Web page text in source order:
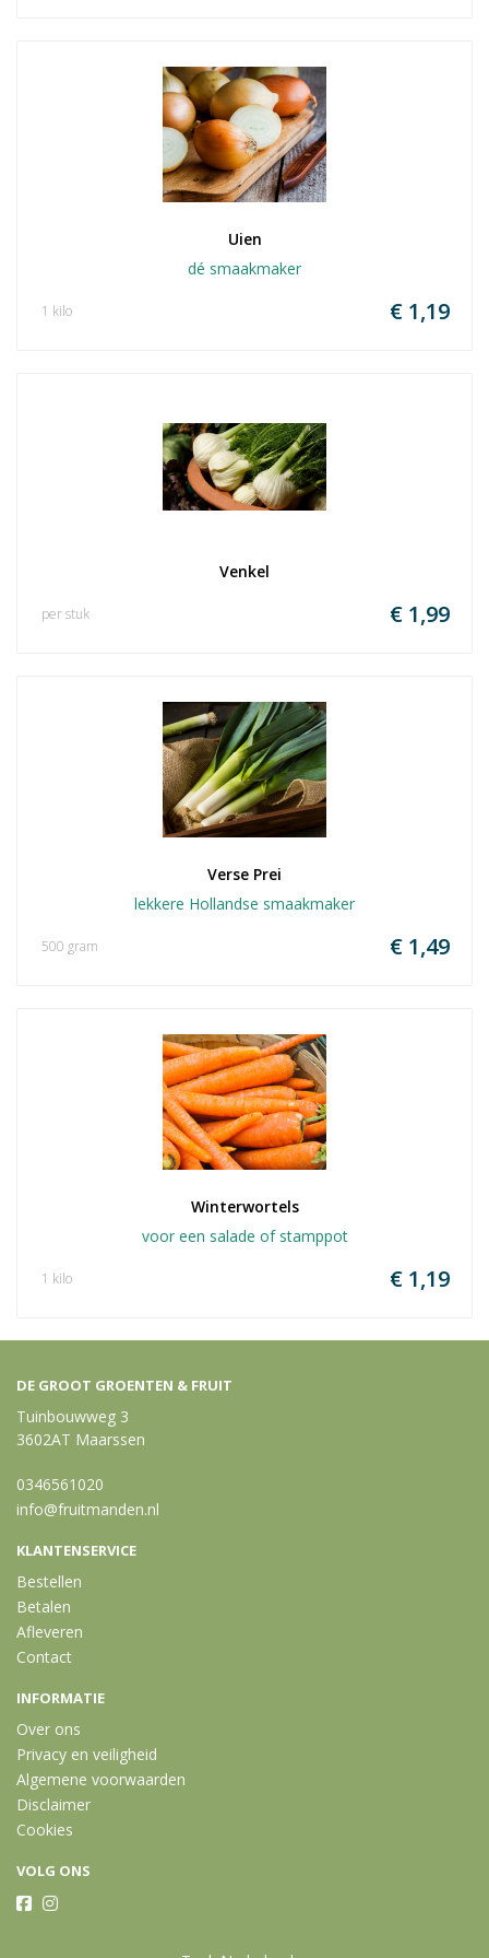
Uien
dé smaakmaker
€ 1,19
1 kilo
Venkel
€ 1,99
per stuk
Verse Prei
lekkere Hollandse smaakmaker
€ 1,49
500 gram
Winterwortels
voor een salade of stamppot
€ 1,19
1 kilo
DE GROOT GROENTEN & FRUIT
Tuinbouwweg 3
3602AT Maarssen
0346561020
info@fruitmanden.nl
KLANTENSERVICE
Bestellen
Betalen
Afleveren
Contact
INFORMATIE
Over ons
Privacy en veiligheid
Algemene voorwaarden
Disclaimer
Cookies
VOLG ONS